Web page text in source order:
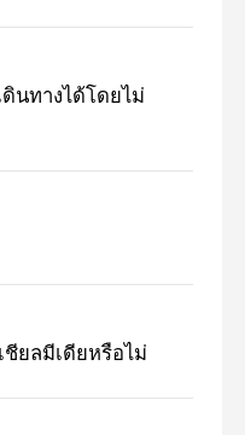
นทางได้โดยไม่
ยลมีเดียหรือไม่